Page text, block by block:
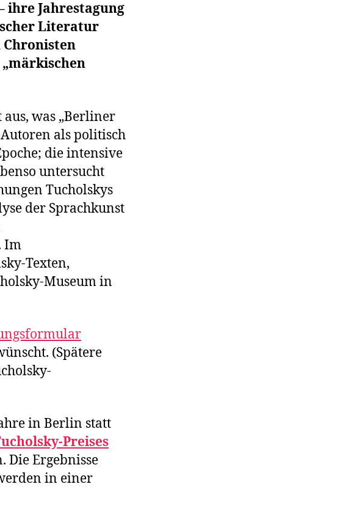
ihre Jahrestagung
Literatur
Chronisten
was „Berliner
als politisch
die intensive
untersucht
Tucholskys
der Sprachkunst
Im
Texten,
Museum in
(Spätere
in Berlin statt
Preises
Ergebnisse
in einer